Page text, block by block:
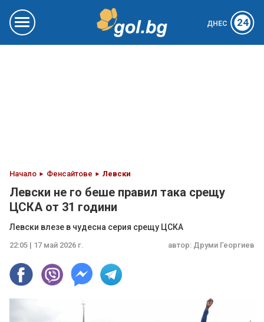
ДНЕС 24
Начало Фенсайтове Левски
Левски не го беше правил така срещу
ЦСКА от 31 години
Левски влезе в чудесна серия срещу ЦСКА
22:05 | 17 май 2026 г. автор: Друми Георгиев